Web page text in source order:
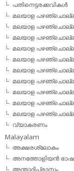
പതിനെട്ടരക്കവികള്‍
മലയാള
മലയാള
മലയാള
മലയാള
മലയാള
മലയാള
മലയാള
മലയാള
മലയാള
മലയാള
വ്യാകരണം
Malayalam
അക്ഷരശ്ലോകം
അനത്തോളിയന്‍